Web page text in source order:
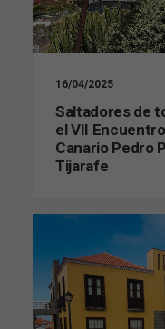
16/04/2025
Saltadores de
el VII
Canario Pedro
Tijarafe